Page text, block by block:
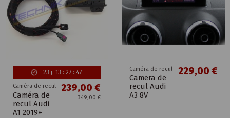
23 j. 13 : 27: 46
Caméra de recul
Caméra de
recul Audi
A1 2019+
239,00 €
349,00 €
Caméra de recul
Camera de
recul Audi
A3 8V
229,00 €